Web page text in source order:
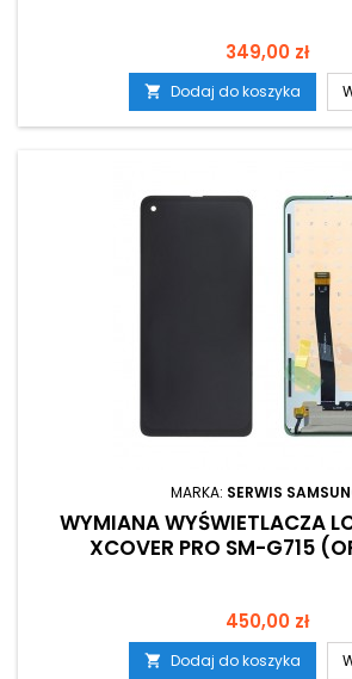
Cena
349,00 zł
 Dodaj do koszyka
MARKA: SERWIS
WYMIANA WYŚWIETLACZA
XCOVER PRO SM-G715
Cena
450,00 zł
 Dodaj do koszyka